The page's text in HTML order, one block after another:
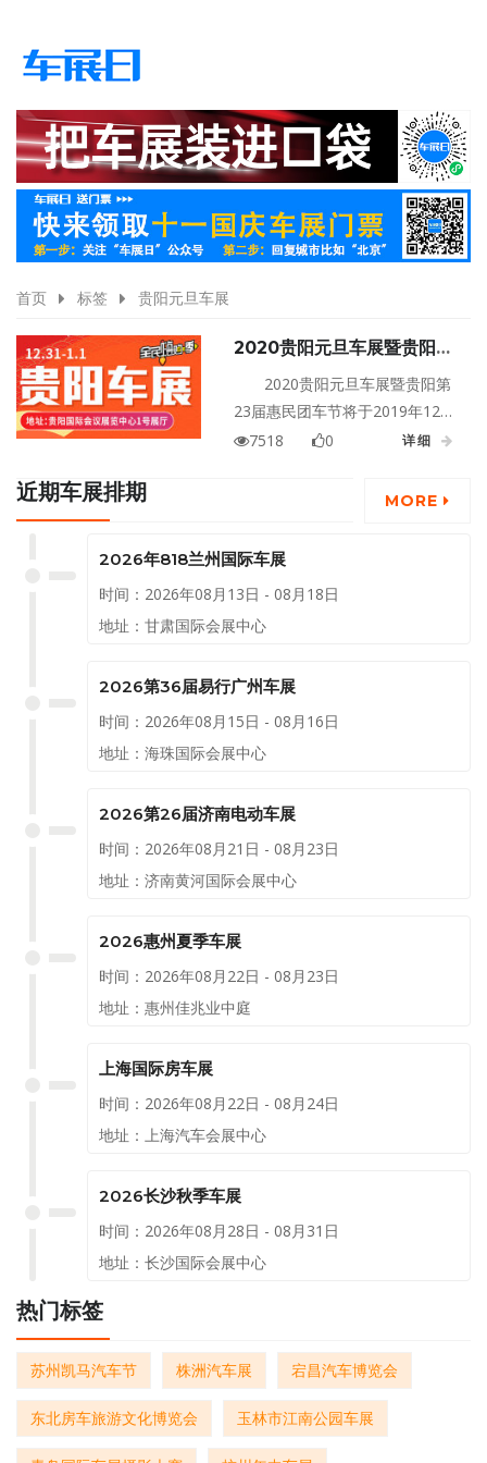
首页 标签 贵阳元旦车展
2020贵阳元旦车展暨贵阳第
23届惠民团车节
2020贵阳元旦车展暨贵阳第
23届惠民团车节将于2019年12月
31日至2020年01月01日在贵州贵
7518 0 详细
近期车展排期 MORE
2026年818兰州国际车展
时间：2026年08月13日 - 08月18日
地址：甘肃国际会展中心
2026第36届易行广州车展
时间：2026年08月15日 - 08月16日
地址：海珠国际会展中心
2026第26届济南电动车展
时间：2026年08月21日 - 08月23日
地址：济南黄河国际会展中心
2026惠州夏季车展
时间：2026年08月22日 - 08月23日
地址：惠州佳兆业中庭
上海国际房车展
时间：2026年08月22日 - 08月24日
地址：上海汽车会展中心
2026长沙秋季车展
时间：2026年08月28日 - 08月31日
地址：长沙国际会展中心
热门标签
苏州凯马汽车节 株洲汽车展 宕昌汽车博览会
东北房车旅游文化博览会 玉林市江南公园车展